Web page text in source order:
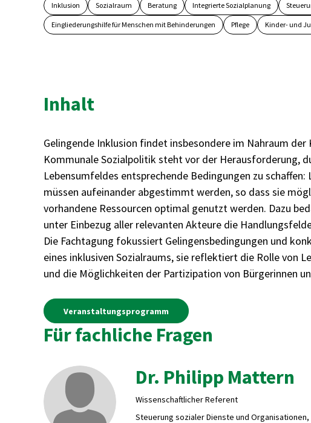
Inklusion Sozialraum Beratung Integrierte Sozialplanung
Eingliederungshilfe für Menschen mit Behinderungen Pflege Kinder- und
Inhalt
Gelingende Inklusion findet insbesondere im Nahraum
Kommunale Sozialpolitik steht vor der Herausforderung,
Lebensumfeldes entsprechende Bedingungen zu
müssen aufeinander abgestimmt werden, so dass sie
vorhandene Ressourcen optimal genutzt werden. Dazu
unter Einbezug aller relevanten Akteure die
Die Fachtagung fokussiert Gelingensbedingungen und
eines inklusiven Sozialraums, sie reflektiert die Rolle von
und die Möglichkeiten der Partizipation von Bürgerinnen
Veranstaltungsprogramm
Für fachliche Fragen
Dr. Philipp Mattern
Wissenschaftlicher Referent
Steuerung sozialer Dienste und